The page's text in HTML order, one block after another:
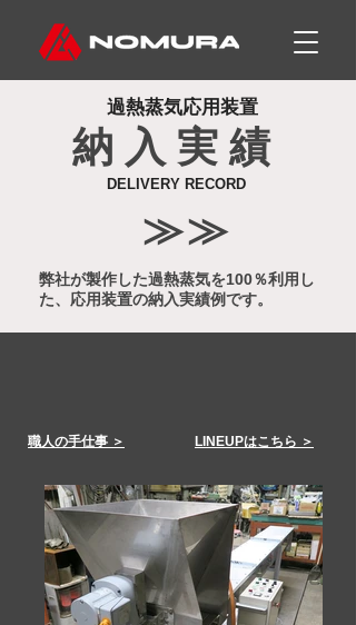
過熱蒸気応用装置
納 入 実 績
DELIVERY RECORD
≫≫
弊社が製作した過熱蒸気を100％利用し
た、応用装置の納入実績例です。
​職人の手仕事 ＞ LINEUPはこちら ＞